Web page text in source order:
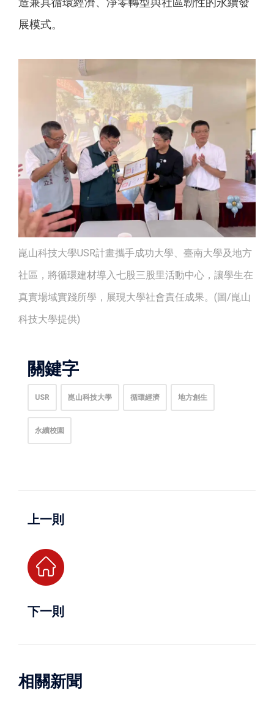
展模式。
崑山科技大學USR計畫攜手成功大學、臺南大學及地方
社區，將循環建材導入七股三股里活動中心，讓學生在
真實場域實踐所學，展現大學社會責任成果。(圖/崑山
科技大學提供)
關鍵字
USR 崑山科技大學 循環經濟 地方創生
永續校園
上一則
下一則
相關新聞